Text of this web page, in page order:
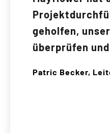
geholfen,
überprüfen
Patric Becker,